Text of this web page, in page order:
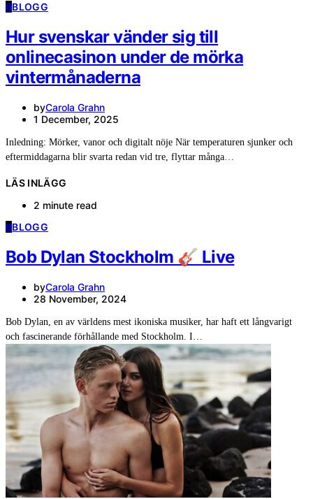
BBLOGG
Hur svenskar vänder sig till
onlinecasinon under de mörka
vintermånaderna
byCarola Grahn
1 December, 2025
Inledning: Mörker, vanor och digitalt nöje När temperaturen sjunker och
eftermiddagarna blir svarta redan vid tre, flyttar många…
LÄS INLÄGG
2 minute read
BBLOGG
Bob Dylan Stockholm 🎸 Live
byCarola Grahn
28 November, 2024
Bob Dylan, en av världens mest ikoniska musiker, har haft ett långvarigt
och fascinerande förhållande med Stockholm. I…